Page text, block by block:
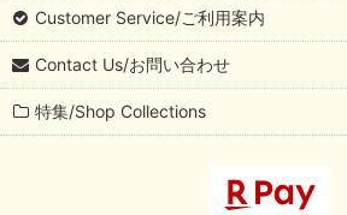
Customer Service/ご利用案内
Contact Us/お問い合わせ
特集/Shop Collections